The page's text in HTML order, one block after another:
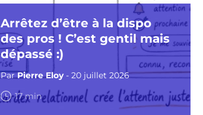
Arrêtez d’être à la dispo
des pros ! C’est gentil mais
dépassé :)
ParPierre Eloy- 20 juillet 2026
17 min